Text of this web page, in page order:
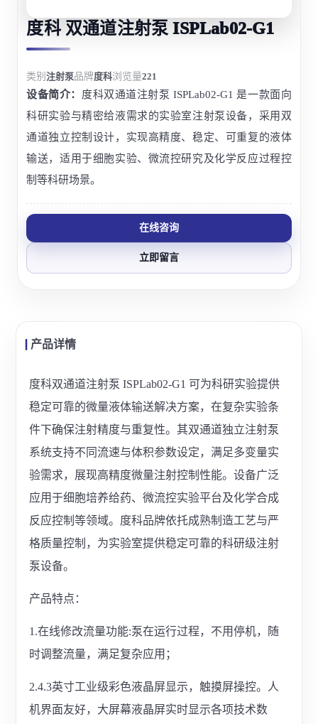
度科 双通道注射泵 ISPLab02-G1
类别注射泵品牌度科浏览量221
设备简介： 度科双通道注射泵 ISPLab02-G1 是一款面向
科研实验与精密给液需求的实验室注射泵设备，采用双
通道独立控制设计，实现高精度、稳定、可重复的液体
输送，适用于细胞实验、微流控研究及化学反应过程控
制等科研场景。
在线咨询
立即留言
产品详情
度科双通道注射泵 ISPLab02-G1 可为科研实验提供
稳定可靠的微量液体输送解决方案，在复杂实验条
件下确保注射精度与重复性。其双通道独立注射泵
系统支持不同流速与体积参数设定，满足多变量实
验需求，展现高精度微量注射控制性能。设备广泛
应用于细胞培养给药、微流控实验平台及化学合成
反应控制等领域。度科品牌依托成熟制造工艺与严
格质量控制，为实验室提供稳定可靠的科研级注射
泵设备。
产品特点：
1.在线修改流量功能:泵在运行过程，不用停机，随
时调整流量，满足复杂应用；
2.4.3英寸工业级彩色液晶屏显示，触摸屏操控。人
机界面友好，大屏幕液晶屏实时显示各项技术数